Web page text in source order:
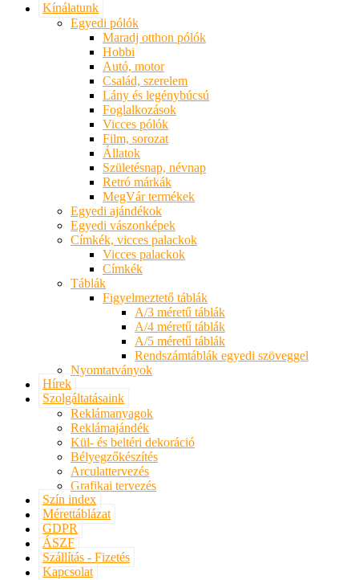
Kínálatunk
Egyedi pólók
Maradj otthon pólók
Hobbi
Autó, motor
Család, szerelem
Lány és legénybúcsú
Foglalkozások
Vicces pólók
Film, sorozat
Állatok
Születésnap, névnap
Retró márkák
MegVár termékek
Egyedi ajándékok
Egyedi vászonképek
Címkék, vicces palackok
Vicces palackok
Címkék
Táblák
Figyelmeztető táblák
A/3 méretű táblák
A/4 méretű táblák
A/5 méretű táblák
Rendszámtáblák egyedi szöveggel
Nyomtatványok
Hírek
Szolgáltatásaink
Reklámanyagok
Reklámajándék
Kül- és beltéri dekoráció
Bélyegzőkészítés
Arculattervezés
Grafikai tervezés
Szín index
Mérettáblázat
GDPR
ÁSZF
Szállítás - Fizetés
Kapcsolat